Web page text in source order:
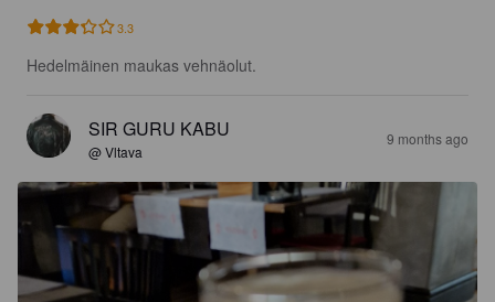
3.3
Hedelmäinen maukas vehnäolut.
SIR GURU KABU
@ Vltava
9 months ago